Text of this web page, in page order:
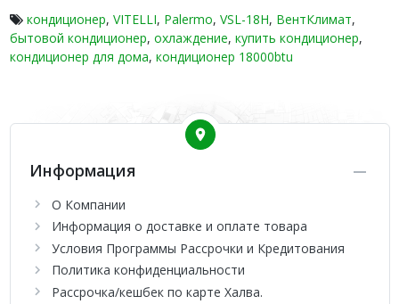
в пульте (локальный микроклимат).
Дополнительно: Функция ионизации.
систему “Умный дом” и обеспечивает максимальный
комфорт в больших помещениях.
кондиционер, VITELLI, Palermo, VSL-18H, ВентКлимат,
бытовой кондиционер, охлаждение, купить кондиционер,
кондиционер для дома, кондиционер 18000btu
Информация
О Компании
Информация о доставке и оплате товара
Условия Программы Рассрочки и Кредитования
Политика конфиденциальности
Рассрочка/кешбек по карте Халва.